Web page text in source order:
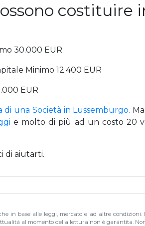
costituire
30.000 EUR
Minimo 12.400 EUR
EUR
di una Società in Lussemburgo.
e molto di più ad un costo 20
di aiutarti.
in base alle leggi, mercato e ad altre
al momento della lettura non è garantita.